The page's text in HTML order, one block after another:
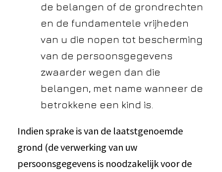
de belangen of de grondrechten
en de fundamentele vrijheden
van u die nopen tot bescherming
van de persoonsgegevens
zwaarder wegen dan die
belangen, met name wanneer de
betrokkene een kind is.
Indien sprake is van de laatstgenoemde
grond (de verwerking van uw
persoonsgegevens is noodzakelijk voor de